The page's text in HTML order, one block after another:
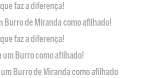
faz a diferença!
Burro de Miranda como afilhado!
faz a diferença!
um Burro como afilhado!
Burro de Miranda como afilhado